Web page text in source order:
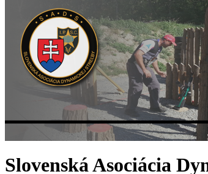
Slovenská Asociácia